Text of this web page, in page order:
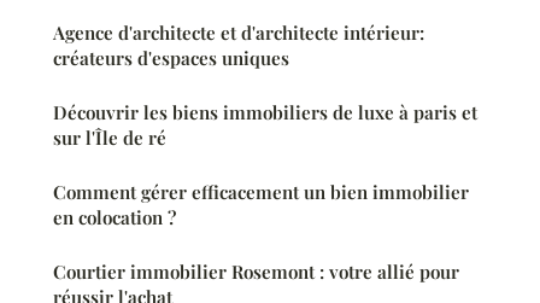
Agence d'architecte et d'architecte intérieur:
créateurs d'espaces uniques
Découvrir les biens immobiliers de luxe à paris et
sur l'Île de ré
Comment gérer efficacement un bien immobilier
en colocation ?
Courtier immobilier Rosemont : votre allié pour
réussir l'achat